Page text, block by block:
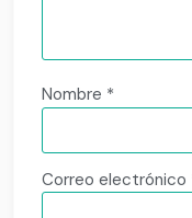
Nombre *
Correo electrónico